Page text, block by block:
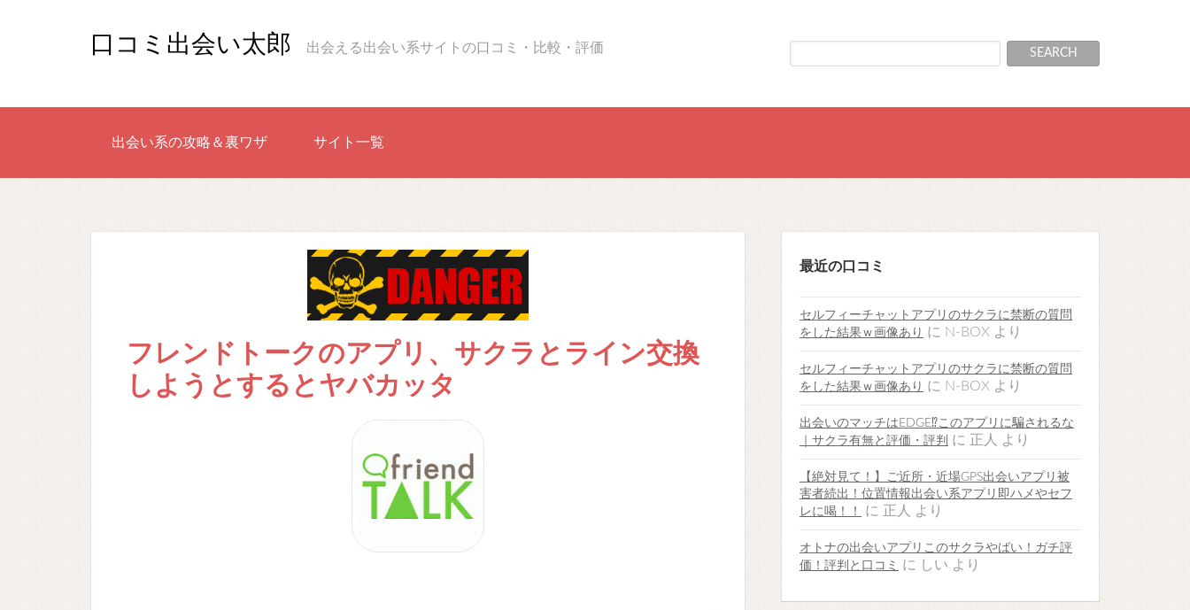
口コミ出会い太郎 出会える出会い系サイトの口コミ・比較・評価
出会い系の攻略＆裏ワザ サイト一覧
フレンドトークのアプリ、サクラとライン交換
しようとするとヤバカッタ
最近の口コミ
セルフィーチャットアプリのサクラに禁断の質問
をした結果ｗ画像あり に N-BOX より
セルフィーチャットアプリのサクラに禁断の質問
をした結果ｗ画像あり に N-BOX より
出会いのマッチはEDGE⁉︎このアプリに騙されるな
｜サクラ有無と評価・評判 に 正人 より
【絶対見て！】ご近所・近場GPS出会いアプリ被
害者続出！位置情報出会い系アプリ即ハメやセフ
レに喝！！
に 正人 より
オトナの出会いアプリこのサクラやばい！ガチ評
価！評判と口コミ
に しい より